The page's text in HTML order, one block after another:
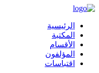
الرئيسية
المكتبة
الأقسام
المؤلفون
اقتباسات